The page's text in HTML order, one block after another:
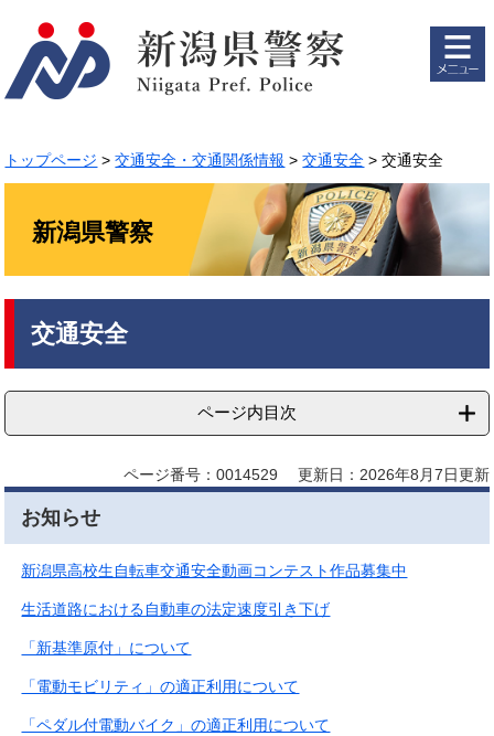
の
先
す。
ー
を
し
トップページ >交通安全・交通関係情報 >交通安全 >交通安全
新潟県警察
交通安全
ページ内目次
ページ番号：0014529 更新日：2026年8月7日更新
お知らせ
新潟県高校生自転車交通安全動画コンテスト作品募集中
生活道路における自動車の法定速度引き下げ
「新基準原付」について
「電動モビリティ」の適正利用について
「ペダル付電動バイク」の適正利用について